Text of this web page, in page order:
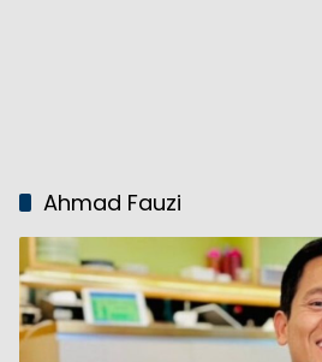
Ahmad Fauzi